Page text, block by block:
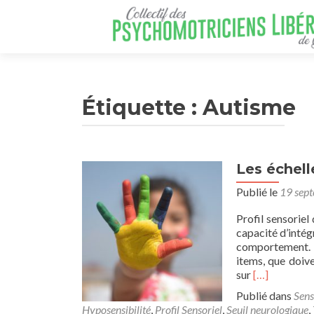
Étiquette : Autisme
Les
Publié le 19
Profil sensoriel
capacité
items, que
surEn
plus
[…]
Publié dans
Hyposensibilité, Profil Sensoriel,Seuil neurologique,